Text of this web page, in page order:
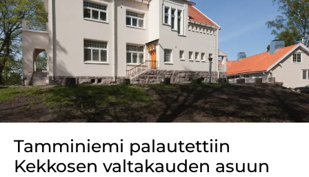
Tamminiemi palautettiin
Kekkosen valtakauden asuun